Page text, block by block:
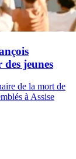
jeunes
de la mort de
à Assise